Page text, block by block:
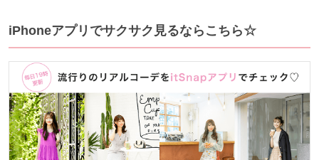
iPhoneアプリでサクサク見るならこちら☆